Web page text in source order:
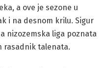
a ove je sezone u
i na desnom krilu. Sigur
nizozemska liga poznata
rasadnik talenata.